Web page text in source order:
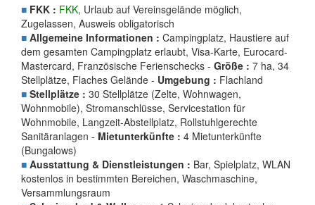
■ FKK : FKK, Urlaub auf Vereinsgelände möglich,
Zugelassen, Ausweis obligatorisch
■ Allgemeine Informationen : Campingplatz, Haustiere auf
dem gesamten Campingplatz erlaubt, Visa-Karte, Eurocard-
Mastercard, Französische Ferienschecks - Größe : 7 ha, 34
Stellplätze, Flaches Gelände - Umgebung : Flachland
■ Stellplätze : 30 Stellplätze (Zelte, Wohnwagen,
Wohnmobile), Stromanschlüsse, Servicestation für
Wohnmobile, Langzeit-Abstellplatz, Rollstuhlgerechte
Sanitäranlagen - Mietunterkünfte : 4 Mietunterkünfte
(Bungalows)
■ Ausstattung & Dienstleistungen : Bar, Spielplatz, WLAN
kostenlos in bestimmten Bereichen, Waschmaschine,
Versammlungsraum